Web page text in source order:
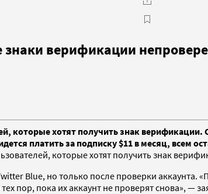
верификации
которые хотят получить знак
платить за подписку $11 в месяц, всем
которые хотят получить знак
Blue, но только после проверки
пор, пока их аккаунт не проверят снова», —